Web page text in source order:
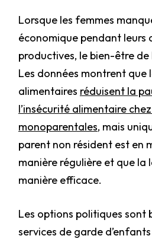
Lorsque les femmes
économique pendant leurs
productives, le bien-être
Les données montrent que
alimentaires réduisent la
l’insécurité alimentaire
monoparentales, mais
parent non résident est en
manière régulière et que la
manière efficace.
Les options politiques sont
services de garde